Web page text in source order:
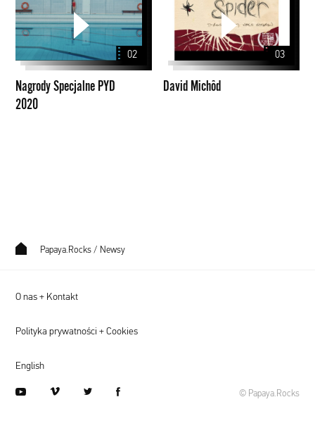
Specjalne
PYD
02
Nagrody Specjalne PYD
2020
Michôd
03
David Michôd
Papaya.Rocks / Newsy
O nas + Kontakt
Polityka prywatności + Cookies
English
© Papaya.Rocks
youtube vimeo twitter facebook